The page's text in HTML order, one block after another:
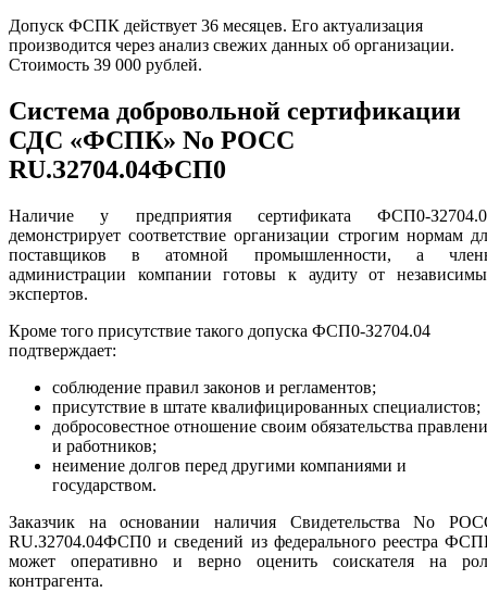
Допуск ФСПК действует 36 месяцев. Его актуализация
производится через анализ свежих данных об организации.
Стоимость 39 000 рублей.
Система добровольной сертификации
СДС «ФСПК» No РОСС
RU.З2704.04ФСП0
Наличие у предприятия сертификата ФСП0-
демонстрирует соответствие организации строгим нормам
поставщиков в атомной промышленности, а
администрации компании готовы к аудиту от
экспертов.
Кроме того присутствие такого допуска ФСП0-З2704.04
подтверждает:
соблюдение правил законов и регламентов;
присутствие в штате квалифицированных специалистов;
добросовестное отношение своим обязательства
и работников;
неимение долгов перед другими компаниями и
государством.
Заказчик на основании наличия Свидетельства No
RU.З2704.04ФСП0 и сведений из федерального реестра
может оперативно и верно оценить соискателя на
контрагента.